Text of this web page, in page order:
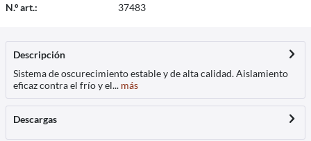
N.º art.: 37483
Descripción
Sistema de oscurecimiento estable y de alta calidad. Aislamiento
eficaz contra el frío y el... más
Descargas